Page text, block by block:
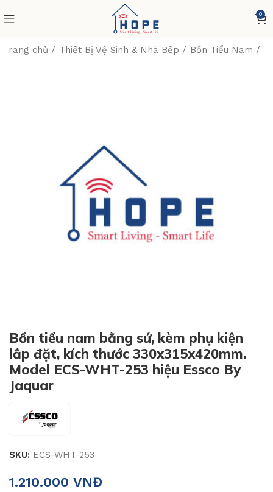
0
Trang chủ Thiết Bị Vệ Sinh & Nhà Bếp Bồn Tiểu Nam
Bồn tiểu nam bằng sứ, kèm phụ kiện
lắp đặt, kích thước 330x315x420mm.
Model ECS-WHT-253 hiệu Essco By
Jaquar
SKU: ECS-WHT-253
1.210.000 VNĐ